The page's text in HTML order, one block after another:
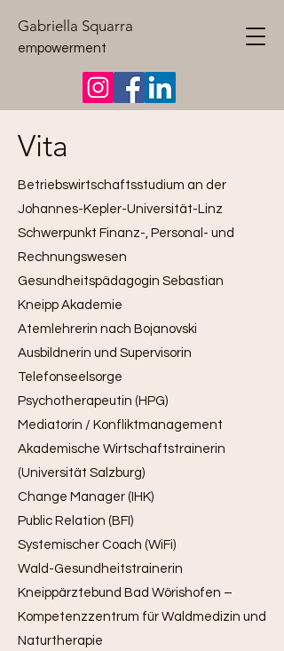
Gabriella Squarra
empowerment
Vita
Betriebswirtschaftsstudium an der
Johannes-Kepler-Universität-Linz
Schwerpunkt Finanz-, Personal- und
Rechnungswesen
Gesundheitspädagogin Sebastian
Kneipp Akademie
Atemlehrerin nach Bojanovski
Ausbildnerin und Supervisorin
Telefonseelsorge
Psychotherapeutin (HPG)
Mediatorin / Konfliktmanagement
Akademische Wirtschaftstrainerin
(Universität Salzburg)
Change Manager (IHK)
Public Relation (BFI)
Systemischer Coach (WiFi)
Wald-Gesundheitstrainerin
Kneippärztebund Bad Wörishofen –
Kompetenzzentrum für Waldmedizin und
Naturtherapie